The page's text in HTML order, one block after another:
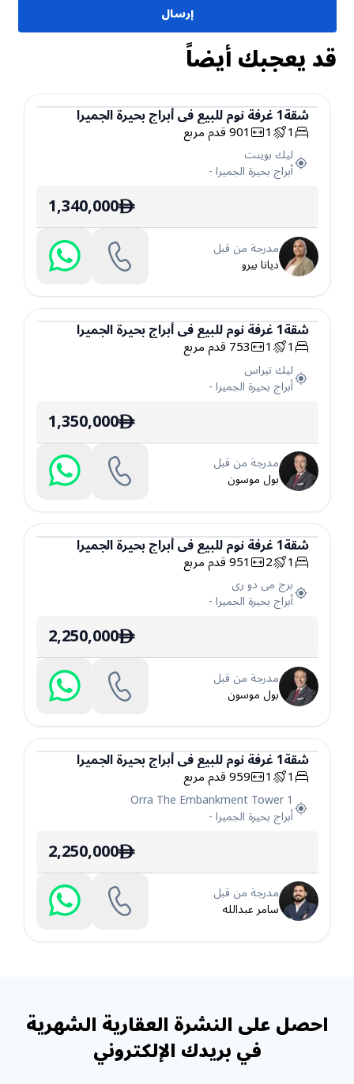
إرسال
قد يعجبك أيضاً
شقة
شقة1غرفة نومللبيعفيأبراج بحيرة الجميرا
1
1
901قدم مربع
ليك بوينت
أبراج بحيرة الجميرا-
ê
1,340,000
مدرجة من قبل
ديانا بيرو
شقة
شقة1غرفة نومللبيعفيأبراج بحيرة الجميرا
1
1
753قدم مربع
ليك تيراس
أبراج بحيرة الجميرا-
ê
1,350,000
مدرجة من قبل
بول موسون
شقة
شقة1غرفة نومللبيعفيأبراج بحيرة الجميرا
1
2
951قدم مربع
برج مى دو رى
أبراج بحيرة الجميرا-
ê
2,250,000
مدرجة من قبل
بول موسون
شقة
شقة1غرفة نومللبيعفيأبراج بحيرة الجميرا
1
1
959قدم مربع
Orra The Embankment Tower 1
أبراج بحيرة الجميرا-
ê
2,250,000
مدرجة من قبل
سامر عبدالله
احصل على النشرة العقارية الشهرية
في بريدك الإلكتروني